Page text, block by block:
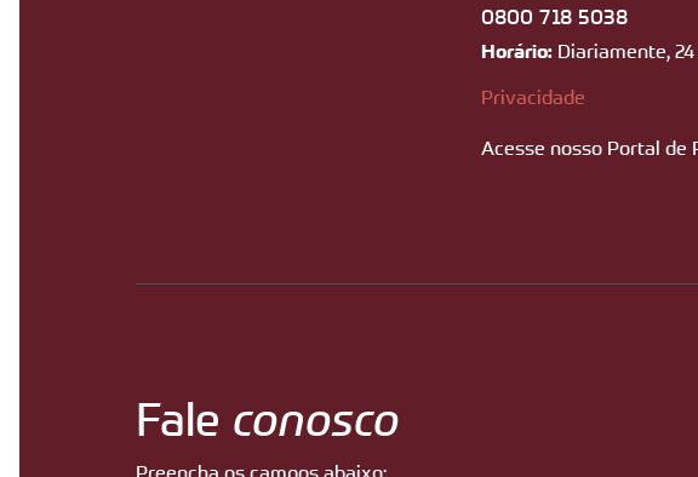
0800 718 5038
Horário: Diariamente,
Privacidade
Acesse nosso Portal de
Fale conosco
Preencha os campos abaixo: